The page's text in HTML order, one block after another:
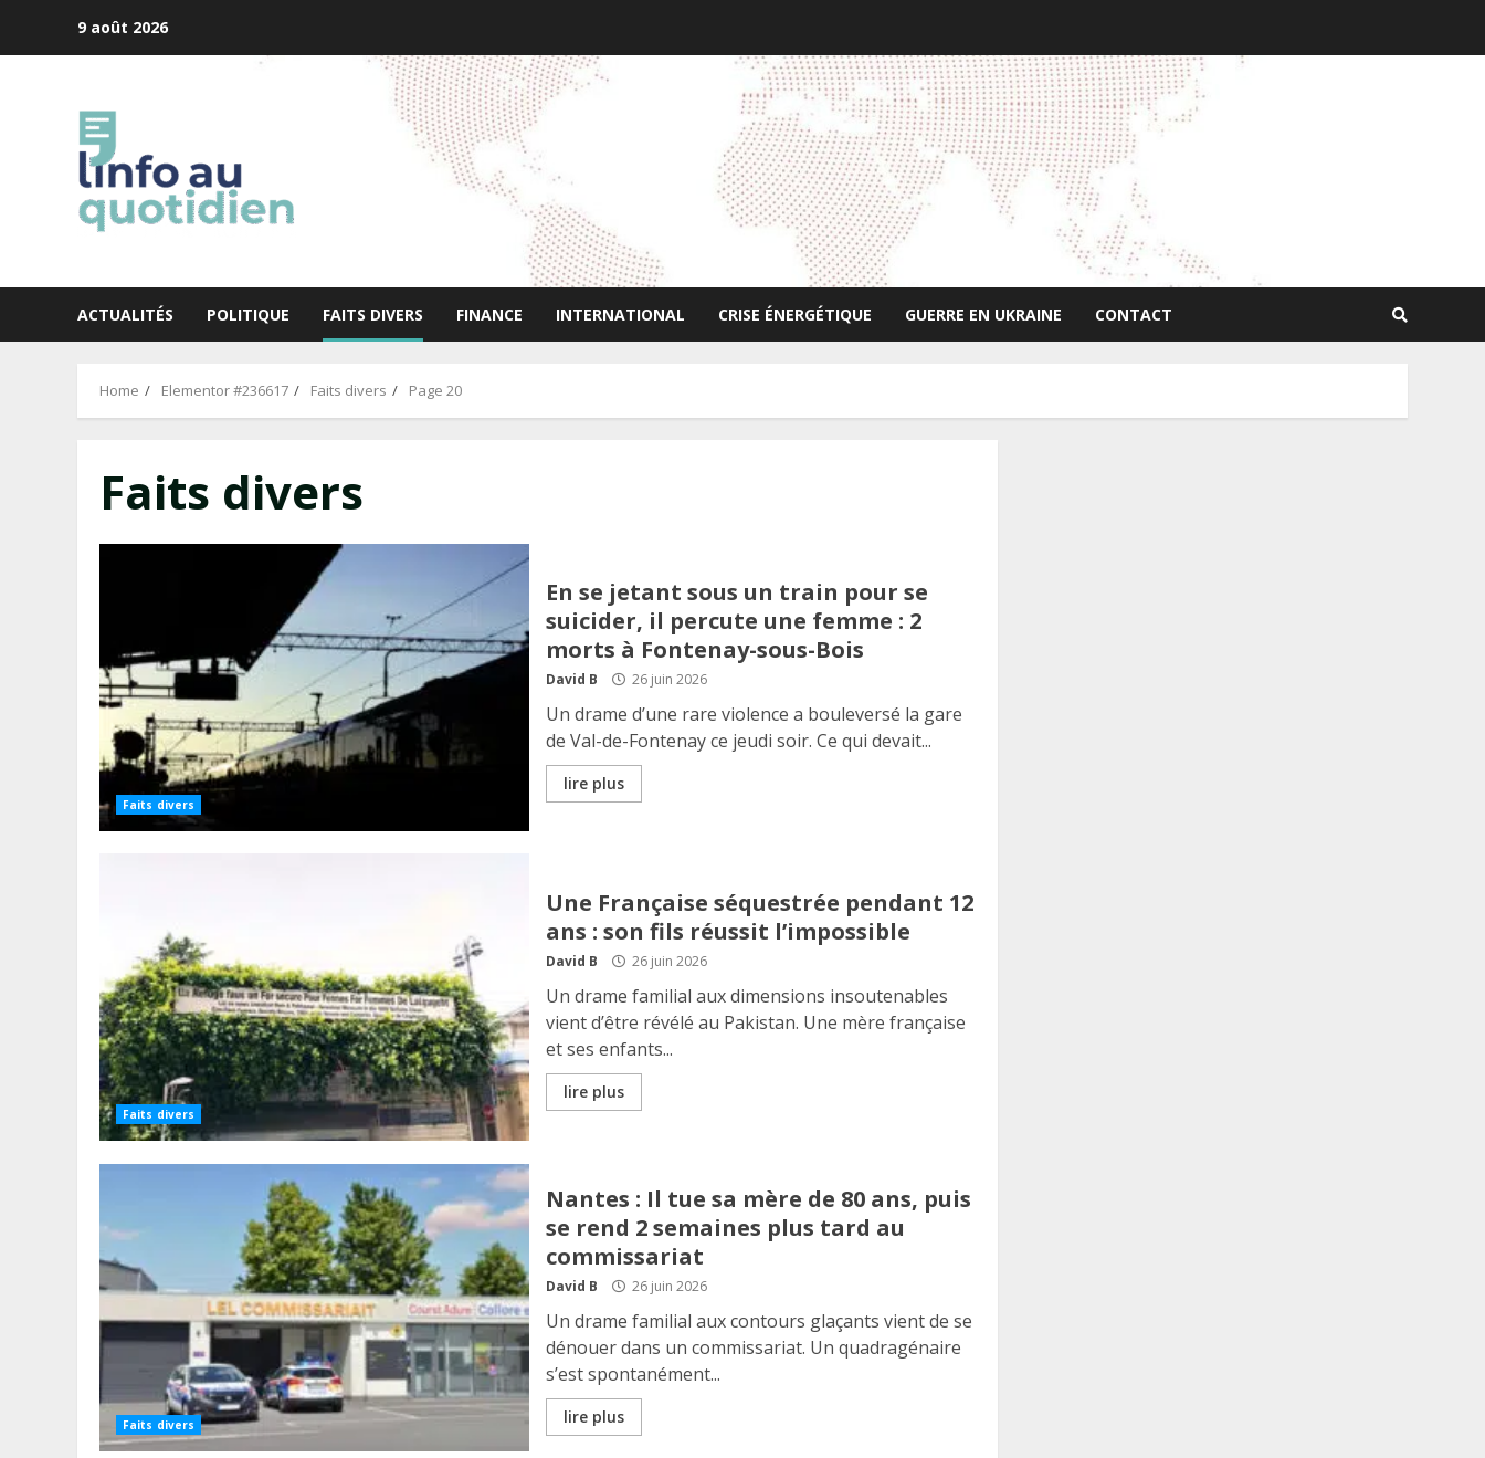
9 août 2026
ACTUALITÉS POLITIQUE FAITS DIVERS FINANCE INTERNATIONAL CRISE ÉNERGÉTIQUE GUERRE EN UKRAINE CONTACT
Home Elementor #236617 Faits divers Page 20
Faits divers
Faits divers
En se jetant sous un train pour se
suicider, il percute une femme : 2
morts à Fontenay-sous-Bois
David B 26 juin 2026
Un drame d’une rare violence a bouleversé la gare
de Val-de-Fontenay ce jeudi soir. Ce qui devait...
lire plus
Faits divers
Une Française séquestrée pendant 12
ans : son fils réussit l’impossible
David B 26 juin 2026
Un drame familial aux dimensions insoutenables
vient d’être révélé au Pakistan. Une mère française
et ses enfants...
lire plus
Faits divers
Nantes : Il tue sa mère de 80 ans, puis
se rend 2 semaines plus tard au
commissariat
David B 26 juin 2026
Un drame familial aux contours glaçants vient de se
dénouer dans un commissariat. Un quadragénaire
s’est spontanément...
lire plus